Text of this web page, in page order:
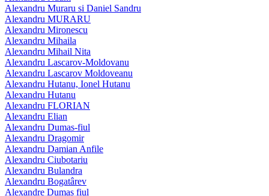
Alexandru Muraru si Daniel Sandru
Alexandru MURARU
Alexandru Mironescu
Alexandru Mihaila
Alexandru Mihail Nita
Alexandru Lascarov-Moldovanu
Alexandru Lascarov Moldoveanu
Alexandru Hutanu, Ionel Hutanu
Alexandru Hutanu
Alexandru FLORIAN
Alexandru Elian
Alexandru Dumas-fiul
Alexandru Dragomir
Alexandru Damian Anfile
Alexandru Ciubotariu
Alexandru Bulandra
Alexandru Bogatârev
Alexandre Dumas fiul